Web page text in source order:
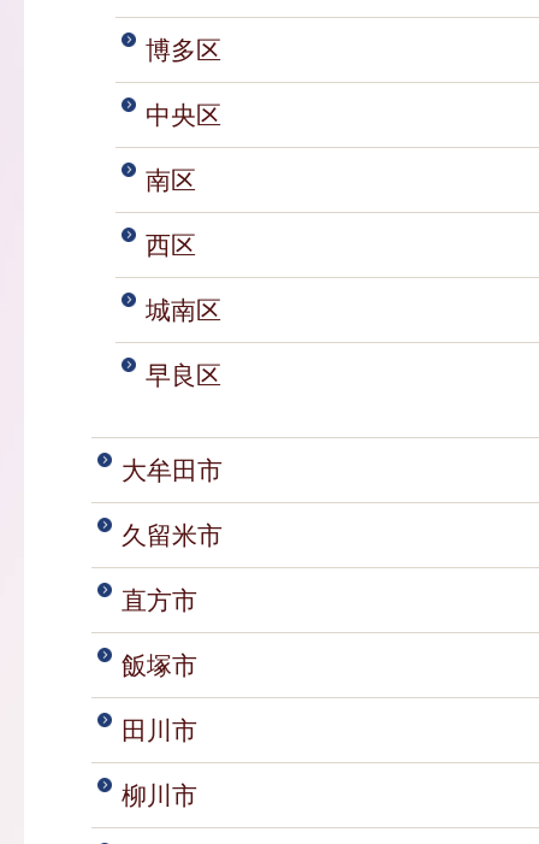
博多区
中央区
南区
西区
城南区
早良区
大牟田市
久留米市
直方市
飯塚市
田川市
柳川市